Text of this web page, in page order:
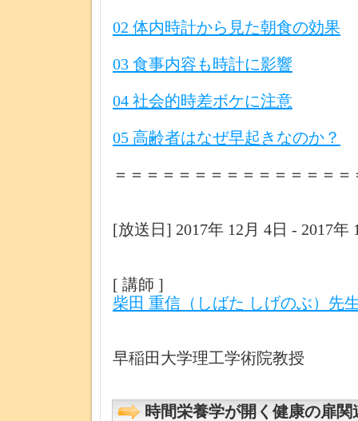
02 体内時計から見た朝食の効果
03 食事内容も時計に影響
04 社会的時差ボケに注意
05 高齢者はなぜ早起きなのか？
＝＝＝＝＝＝＝＝＝＝＝＝＝＝＝
[放送日] 2017年 12月 4日 - 2017年
[ 講師 ]
柴田 重信（しばた しげのぶ）先
早稲田大学理工学術院教授
時間栄養学が開く健康の扉